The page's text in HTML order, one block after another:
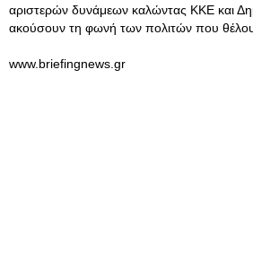
αριστερών δυνάμεων καλώντας ΚΚΕ και
ακούσουν τη φωνή των πολιτών που
www.briefingnews.gr